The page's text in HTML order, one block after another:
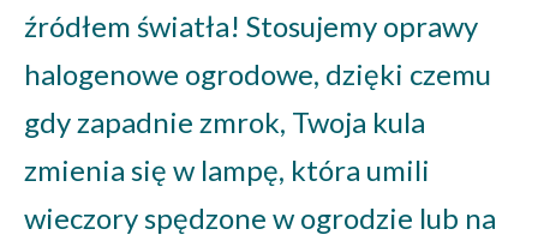
źródłem światła! Stosujemy oprawy
halogenowe ogrodowe, dzięki czemu
gdy zapadnie zmrok, Twoja kula
zmienia się w lampę, która umili
wieczory spędzone w ogrodzie lub na